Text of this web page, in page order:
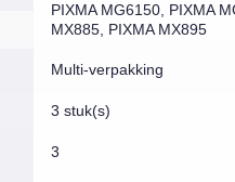
PIXMA MG6150, PIXMA
MX885, PIXMA MX895
Multi-verpakking
3 stuk(s)
3